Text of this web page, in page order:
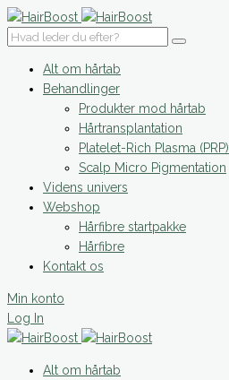
Alt om hårtab
Behandlinger
Produkter mod hårtab
Hårtransplantation
Platelet-Rich Plasma (PRP)
Scalp Micro Pigmentation
Videns univers
Webshop
Hårfibre startpakke
Hårfibre
Kontakt os
Min konto
Log In
Alt om hårtab